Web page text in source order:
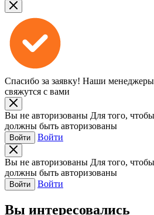
Спасибо за заявку! Наши
свяжутся с вами
Вы не авторизованы Для того,
должны быть авторизованы
Войти Войти
Вы не авторизованы Для того,
должны быть авторизованы
Войти Войти
Вы интересовались